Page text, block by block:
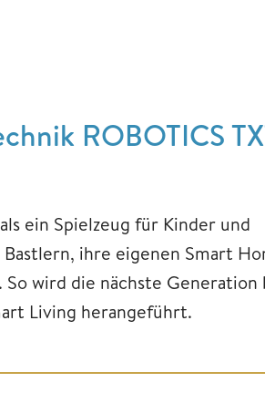
ROBOTICS
ein Spielzeug für Kinder und
ihre eigenen Smart
wird die nächste
Living herangeführt.